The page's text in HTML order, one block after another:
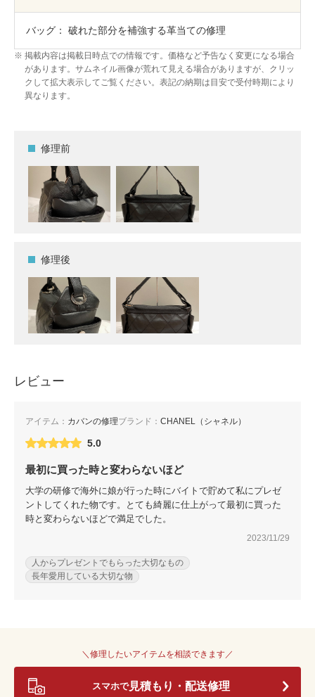
バッグ： 破れた部分を補強する革当ての修理
掲載内容は掲載日時点での情報です。価格など予告なく変更になる場合
があります。サムネイル画像が荒れて見える場合がありますが、クリッ
クして拡大表示してご覧ください。表記の納期は目安で受付時期により
異なります。
修理前
修理後
レビュー
アイテム： カバンの修理ブランド： CHANEL（シャネル）
5.0
最初に買った時と変わらないほど
大学の研修で海外に娘が行った時にバイトで貯めて私にプレゼ
ントしてくれた物です。とても綺麗に仕上がって最初に買った
時と変わらないほどで満足でした。
2023/11/29
人からプレゼントでもらった大切なもの
長年愛用している大切な物
＼修理したいアイテムを相談できます／
スマホで見積もり・配送修理